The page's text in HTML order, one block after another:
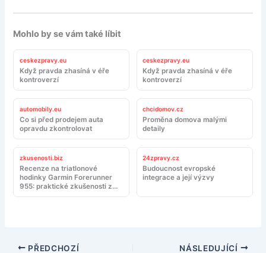
Mohlo by se vám také líbit
ceskezpravy.eu
Když pravda zhasíná v éře
kontroverzí
ceskezpravy.eu
Když pravda zhasíná v éře
kontroverzí
automobily.eu
Co si před prodejem auta
opravdu zkontrolovat
chcidomov.cz
Proměna domova malými
detaily
zkusenosti.biz
Recenze na triatlonové
hodinky Garmin Forerunner
955: praktické zkušenosti z
tréninku a závodů
24zpravy.cz
Budoucnost evropské
integrace a její výzvy
PŘEDCHOZÍ NÁSLEDUJÍCÍ